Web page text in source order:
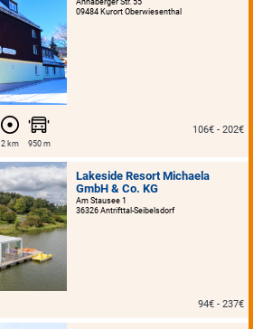
09484 Kurort Oberwiesenthal
2 km 950 m
106€ - 202€
Lakeside Resort Michaela
GmbH & Co. KG
Am Stausee 1
36326 Antrifttal-Seibelsdorf
94€ - 237€